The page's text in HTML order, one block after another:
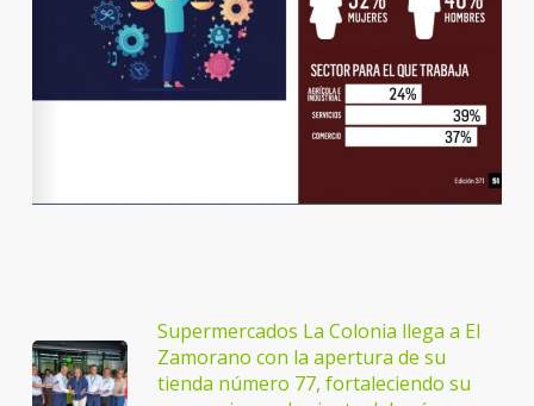
Supermercados La Colonia llega a El
Zamorano con la apertura de su
tienda número 77, fortaleciendo su